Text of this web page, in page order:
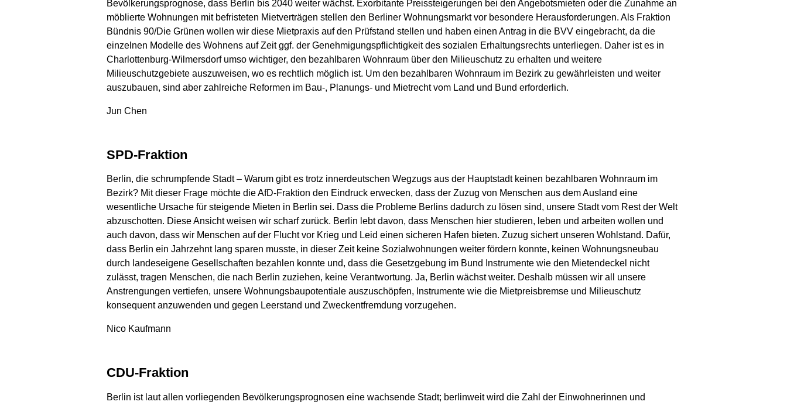
Bevölkerungsprognose, dass Berlin bis 2040 weiter wächst. Exorbitante Preissteigerungen bei den Angebotsmieten oder die Zunahme an
möblierte Wohnungen mit befristeten Mietverträgen stellen den Berliner Wohnungsmarkt vor besondere Herausforderungen. Als Fraktion
Bündnis 90/Die Grünen wollen wir diese Mietpraxis auf den Prüfstand stellen und haben einen Antrag in die BVV eingebracht, da die
einzelnen Modelle des Wohnens auf Zeit ggf. der Genehmigungspflichtigkeit des sozialen Erhaltungsrechts unterliegen. Daher ist es in
Charlottenburg-Wilmersdorf umso wichtiger, den bezahlbaren Wohnraum über den Milieuschutz zu erhalten und weitere
Milieuschutzgebiete auszuweisen, wo es rechtlich möglich ist. Um den bezahlbaren Wohnraum im Bezirk zu gewährleisten und weiter
auszubauen, sind aber zahlreiche Reformen im Bau-, Planungs- und Mietrecht vom Land und Bund erforderlich.
Jun Chen
SPD-Fraktion
Berlin, die schrumpfende Stadt – Warum gibt es trotz innerdeutschen Wegzugs aus der Hauptstadt keinen bezahlbaren Wohnraum im
Bezirk? Mit dieser Frage möchte die AfD-Fraktion den Eindruck erwecken, dass der Zuzug von Menschen aus dem Ausland eine
wesentliche Ursache für steigende Mieten in Berlin sei. Dass die Probleme Berlins dadurch zu lösen sind, unsere Stadt vom Rest der Welt
abzuschotten. Diese Ansicht weisen wir scharf zurück. Berlin lebt davon, dass Menschen hier studieren, leben und arbeiten wollen und
auch davon, dass wir Menschen auf der Flucht vor Krieg und Leid einen sicheren Hafen bieten. Zuzug sichert unseren Wohlstand. Dafür,
dass Berlin ein Jahrzehnt lang sparen musste, in dieser Zeit keine Sozialwohnungen weiter fördern konnte, keinen Wohnungsneubau
durch landeseigene Gesellschaften bezahlen konnte und, dass die Gesetzgebung im Bund Instrumente wie den Mietendeckel nicht
zulässt, tragen Menschen, die nach Berlin zuziehen, keine Verantwortung. Ja, Berlin wächst weiter. Deshalb müssen wir all unsere
Anstrengungen vertiefen, unsere Wohnungsbaupotentiale auszuschöpfen, Instrumente wie die Mietpreisbremse und Milieuschutz
konsequent anzuwenden und gegen Leerstand und Zweckentfremdung vorzugehen.
Nico Kaufmann
CDU-Fraktion
Berlin ist laut allen vorliegenden Bevölkerungsprognosen eine wachsende Stadt; berlinweit wird die Zahl der Einwohnerinnen und